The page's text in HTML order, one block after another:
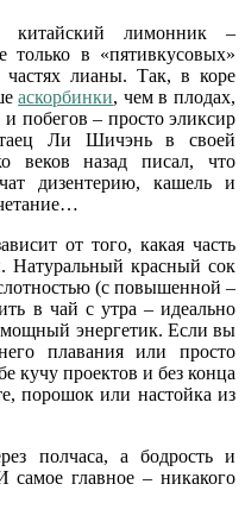
китайский лимонник –
только в «пятивкусовых»
лианы. Так, в коре
аскорбинки, чем в плодах,
побегов – просто эликсир
Ли Шичэнь в своей
веков назад писал, что
дизентерию, кашель и
от того, какая часть
Натуральный красный сок
(с повышенной –
в чай с утра – идеально
энергетик. Если вы
плавания или просто
кучу проектов и без конца
порошок или настойка из
полчаса, а бодрость и
самое главное – никакого